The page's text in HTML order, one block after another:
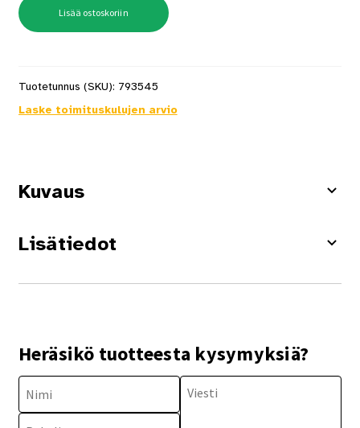
Lisää ostoskoriin
Tuotetunnus (SKU): 793545
Laske toimituskulujen arvio
Kuvaus
Lisätiedot
Heräsikö tuotteesta kysymyksiä?